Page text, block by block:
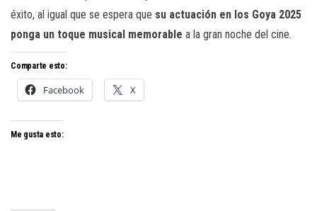
éxito, al igual que se espera que su actuación en los Goya 2025
ponga un toque musical memorable a la gran noche del cine.
Comparte esto:
Facebook X
Me gusta esto: